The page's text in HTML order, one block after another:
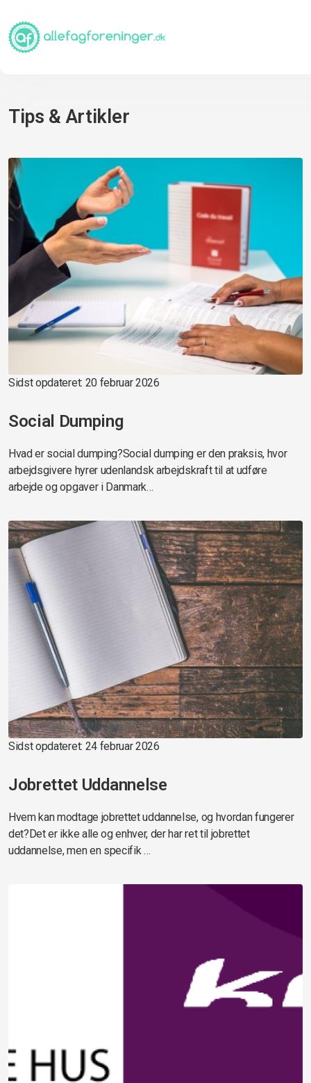
Tips & Artikler
Sidst opdateret: 20 februar 2026
Social Dumping
Hvad er social dumping?Social dumping er den praksis, hvor
arbejdsgivere hyrer udenlandsk arbejdskraft til at udføre
arbejde og opgaver i Danmark…
Sidst opdateret: 24 februar 2026
Jobrettet Uddannelse
Hvem kan modtage jobrettet uddannelse, og hvordan fungerer
det?Det er ikke alle og enhver, der har ret til jobrettet
uddannelse, men en specifik …